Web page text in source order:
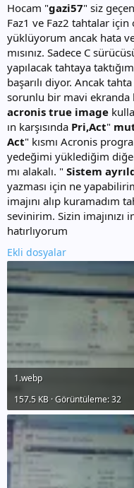
Hocam "gazi57" siz
Faz1 ve Faz2 tahtalar
yüklüyorum ancak hata
mısınız. Sadece C
yapılacak tahtaya
başarılı diyor. Ancak
sorunlu bir mavi ekranda
acronis true image
ın karşısında Pri,Act"
Act" kısmı Acronis
yedeğimi yüklediğim
mı alakalı. " Sistem
yazması için ne
imajını alıp kuramadım
sevinirim. Sizin
hatırlıyorum
Ekli dosyalar
1.webp
157.5 KB · Görüntüleme: 32